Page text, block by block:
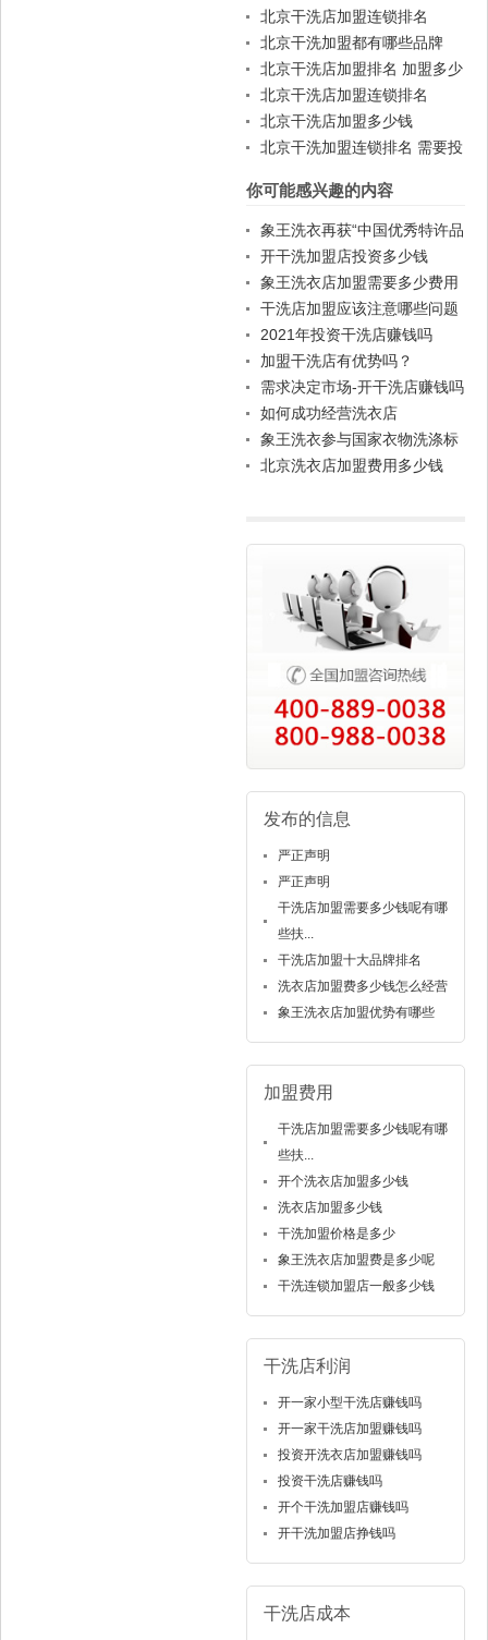
北京干洗店加盟连锁排名
北京干洗加盟都有哪些品牌
北京干洗店加盟排名 加盟多少
钱
北京干洗店加盟连锁排名
北京干洗店加盟多少钱
北京干洗加盟连锁排名 需要投
你可能感兴趣的内容
象王洗衣再获“中国优秀特许品
牌”
开干洗加盟店投资多少钱
象王洗衣店加盟需要多少费用
干洗店加盟应该注意哪些问题
2021年投资干洗店赚钱吗
加盟干洗店有优势吗？
需求决定市场-开干洗店赚钱吗
如何成功经营洗衣店
象王洗衣参与国家衣物洗涤标
准的起草
北京洗衣店加盟费用多少钱
发布的信息
严正声明
严正声明
干洗店加盟需要多少钱呢有哪
些扶...
干洗店加盟十大品牌排名
洗衣店加盟费多少钱怎么经营
象王洗衣店加盟优势有哪些
加盟费用
干洗店加盟需要多少钱呢有哪
些扶...
开个洗衣店加盟多少钱
洗衣店加盟多少钱
干洗加盟价格是多少
象王洗衣店加盟费是多少呢
干洗连锁加盟店一般多少钱
干洗店利润
开一家小型干洗店赚钱吗
开一家干洗店加盟赚钱吗
投资开洗衣店加盟赚钱吗
投资干洗店赚钱吗
开个干洗加盟店赚钱吗
开干洗加盟店挣钱吗
干洗店成本